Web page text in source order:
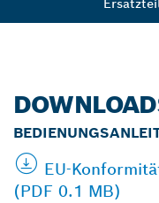
EU-
(PDF 0.1 MB)